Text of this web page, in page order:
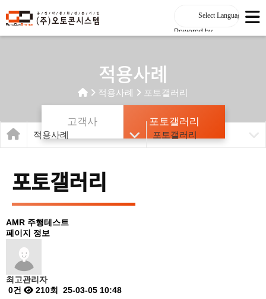
Powered by
적용사례
적용사례 포토갤러리
고객사 포토갤러리
적용사례 포토갤러리
포토갤러리
AMR 주행테스트
페이지 정보
최고관리자
0건
210회 25-03-05 10:48